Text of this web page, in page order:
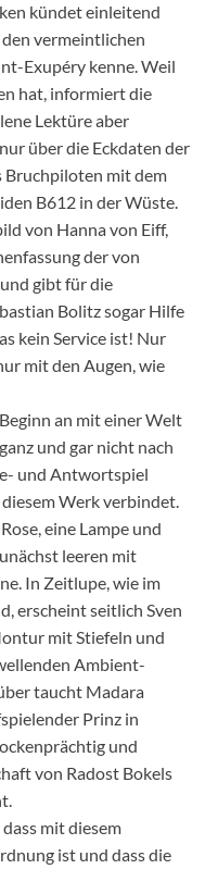
kündet einleitend
vermeintlichen
Exupéry kenne. Weil
hat, informiert die
Lektüre aber
über die Eckdaten der
Bruchpiloten mit dem
B612 in der Wüste.
von Hanna von Eiff,
der von
gibt für die
Bolitz sogar Hilfe
kein Service ist! Nur
mit den Augen, wie
an mit einer Welt
und gar nicht nach
und Antwortspiel
Werk verbindet.
eine Lampe und
leeren mit
In Zeitlupe, wie im
erscheint seitlich Sven
mit Stiefeln und
Ambient-
taucht Madara
Prinz in
und
von Radost Bokels
mit diesem
ist und dass die